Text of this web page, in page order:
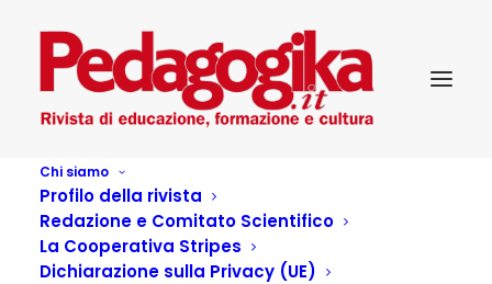
Chi siamo
Profilo della rivista
Redazione e Comitato Scientifico
La Cooperativa Stripes
Dichiarazione sulla Privacy (UE)
Pedagogika_XV_3-Educare alla creatività
Home Pedagogika_XV_3-Educare alla creatività